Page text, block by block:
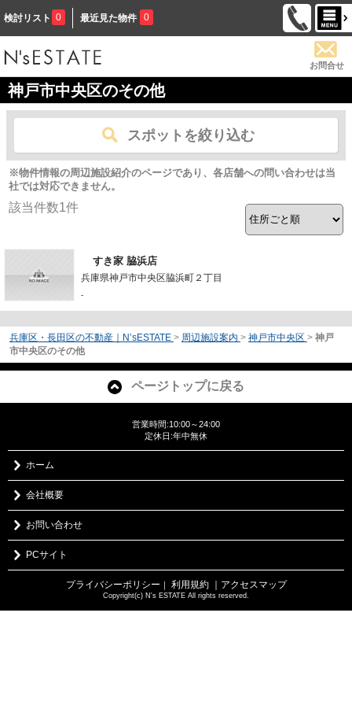
検討リスト 0 最近見た物件 0
お問合せ
神戸市中央区のその他
スポットを絞り込む
※物件情報の周辺施設紹介のページであり、各店舗への問い合わせは当
社では対応できません。
該当件数1件
すき家 脇浜店
兵庫県神戸市中央区脇浜町２丁目
-
兵庫区・長田区の不動産｜N’sESTATE > 周辺施設案内 > 神戸市中央区 > 神戸
市中央区のその他
ページトップに戻る
営業時間:10:00～24:00
定休日:年中無休
ホーム
会社概要
お問い合わせ
PCサイト
プライバシーポリシー ｜ 利用規約 ｜アクセスマップ
Copyright(c) N's ESTATE All rights reserved.